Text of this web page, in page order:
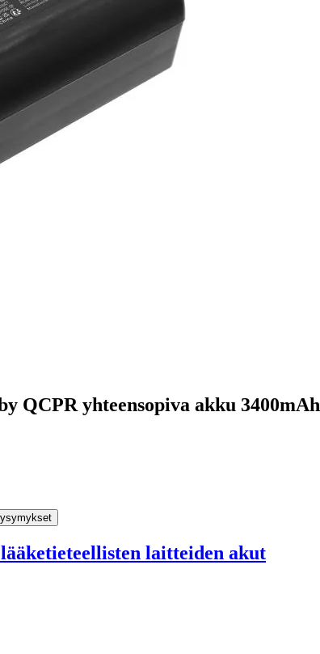
QCPR yhteensopiva akku 3400mAh
laitteiden akut